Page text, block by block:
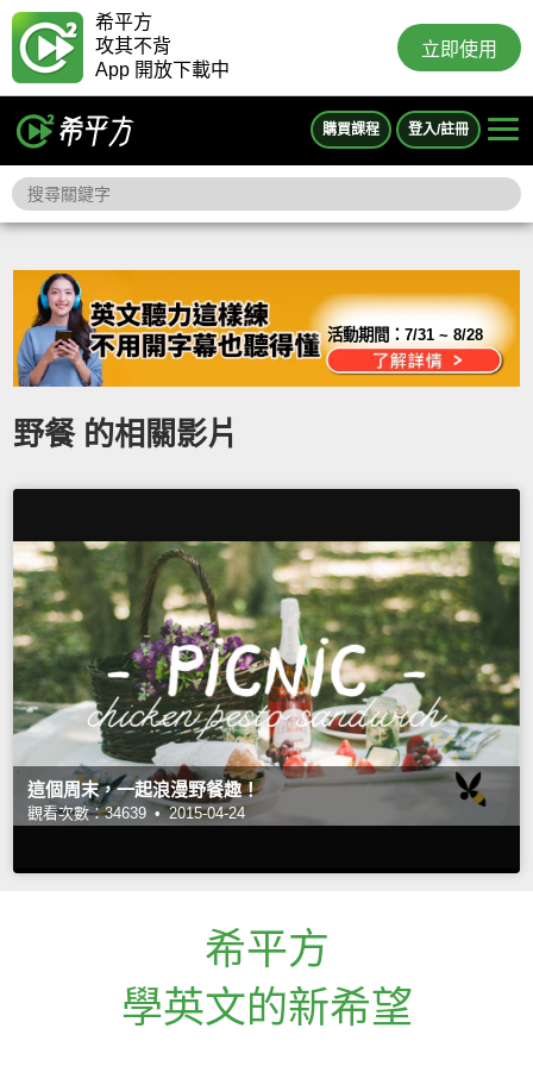
希平方
攻其不背
App 開放下載中
立即使用
購買課程 登入/註冊
活動期間：7/31 ~ 8/28
野餐 的相關影片
這個周末，一起浪漫野餐趣！
觀看次數：34639 • 2015-04-24
希平方
學英文的新希望